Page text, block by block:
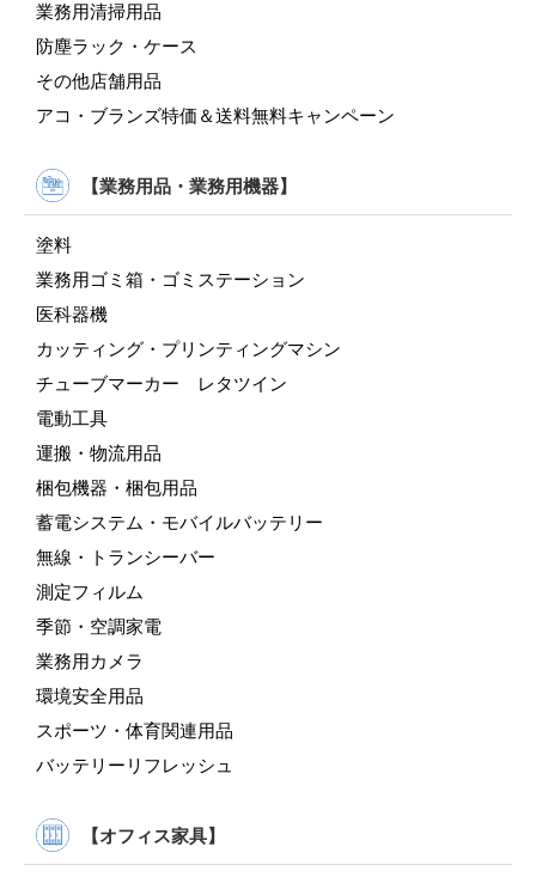
業務用清掃用品
防塵ラック・ケース
その他店舗用品
アコ・ブランズ特価＆送料無料キャンペーン
【業務用品・業務用機器】
塗料
業務用ゴミ箱・ゴミステーション
医科器機
カッティング・プリンティングマシン
チューブマーカー レタツイン
電動工具
運搬・物流用品
梱包機器・梱包用品
蓄電システム・モバイルバッテリー
無線・トランシーバー
測定フィルム
季節・空調家電
業務用カメラ
環境安全用品
スポーツ・体育関連用品
バッテリーリフレッシュ
【オフィス家具】